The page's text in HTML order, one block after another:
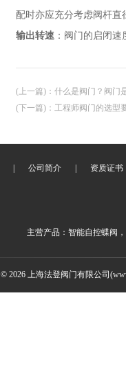
配时亦应充分考虑阀杆
输出转速 ：阀门的启闭
(上一篇) ： 什么是阀门？阀门
(下一篇) ： 工程师阀门的选型
公司简介 资质证书
主营产品：智能自控蝶阀
© 2026 上海法登阀门有限公司